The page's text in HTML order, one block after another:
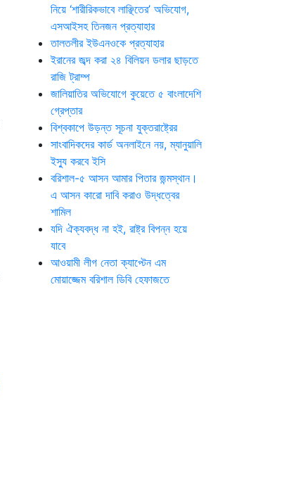
নিয়ে ‘শারীরিকভাবে লাঞ্ছিতের’ অভিযোগ,
এসআইসহ তিনজন প্রত্যাহার
তালতলীর ইউএনওকে প্রত্যাহার
ইরানের জব্দ করা ২৪ বিলিয়ন ডলার ছাড়তে
রাজি ট্রাম্প
জালিয়াতির অভিযোগে কুয়েতে ৫ বাংলাদেশি
গ্রেপ্তার
বিশ্বকাপে উড়ন্ত সূচনা যুক্তরাষ্ট্রের
সাংবাদিকদের কার্ড অনলাইনে নয়, ম্যানুয়ালি
ইস্যু করবে ইসি
বরিশাল-৫ আসন আমার পিতার জন্মস্থান।
এ আসন কারো দাবি করাও উদ্ধত্বের
শামিল
যদি ঐক্যবদ্ধ না হই, রাষ্ট্র বিপন্ন হয়ে
যাবে
আওয়ামী লীগ নেতা ক্যাপ্টেন এম
মোয়াজ্জেম বরিশাল ডিবি হেফাজতে